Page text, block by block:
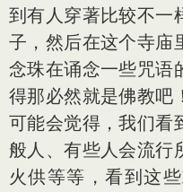
到有人穿著比较不一
子，然后在这个寺庙
念珠在诵念一些咒语
得那必然就是佛教吧
可能会觉得，我们看
般人、有些人会流行
火供等等，看到这